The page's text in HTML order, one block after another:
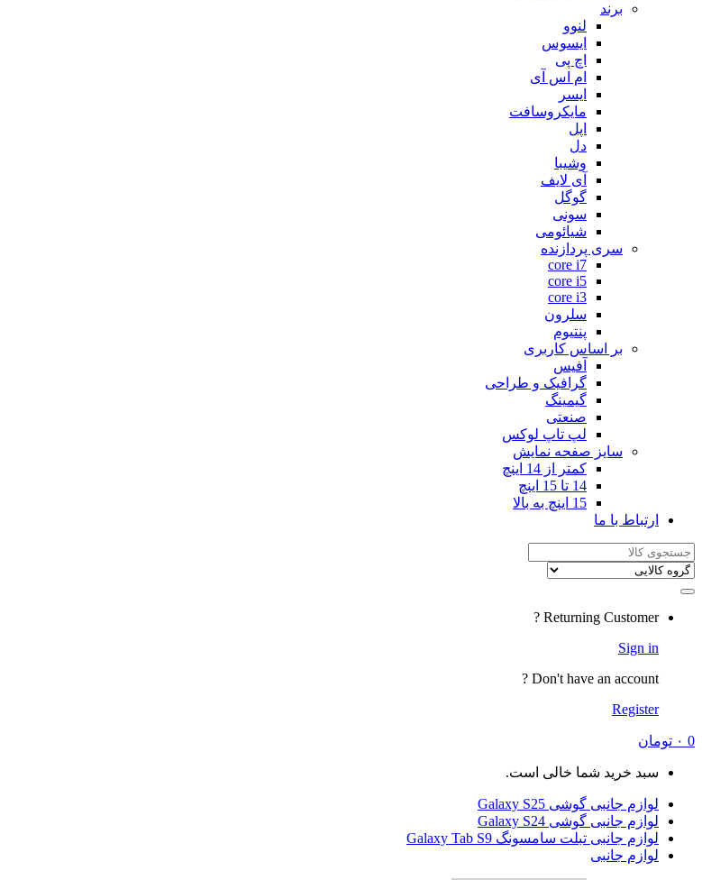
برند
لنوو
ایسوس
اچ پی
ام اس آی
ایسر
مایکروسافت
اپل
دل
وشیبا
آی لایف
گوگل
سونی
شیائومی
سری پردازنده
core i7
core i5
core i3
سلرون
پنتیوم
بر اساس کاربری
آفیس
گرافیک و طراحی
گیمینگ
صنعتی
لپ تاپ لوکس
سایز صفحه نمایش
کمتر از 14 اینچ
14 تا 15 اینچ
15 اینچ به بالا
ارتباط با ما
Search
for:
Returning Customer ?
Sign in
Don't have an account ?
Register
0 ۰ تومان
سبد خرید شما خالی است.
لوازم جانبی گوشی Galaxy S25
لوازم جانبی گوشی Galaxy S24
لوازم جانبی تبلت سامسونگ Galaxy Tab S9
لوازم جانبی